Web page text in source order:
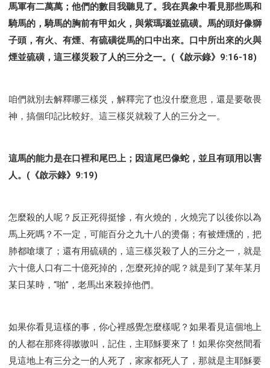
馬軍有二萬萬；他們的數目我聽見了。我在異象中看見那些馬和
騎馬的，騎馬的胸前有甲如火，與紫瑪瑙並硫磺。馬的頭好像獅
子頭，有火、有煙、有硫磺從馬的口中出來。口中所出來的火與
煙並硫磺，這三樣災殺了人的三分之一。(《啟示錄》9:16-18)
咱們就別去解釋哪三樣災，解釋完了也沒什麼意思，還是要敬畏
神，搞個印記比較好。這三樣災就殺了人的三分之一。
這馬的能力是在口裡和尾巴上；因這尾巴像蛇，並且有頭用以害
人。(《啟示錄》9:19)
怎麼殺的人呢？反正死得挺慘，有火燒的，火燒完了以後你以為
馬上死嗎？不一定，可能百分之九十八的燙傷；有被煙燻的，把
肺都嗆壞了；還有用硫磺的，這三樣災殺了人的三分之一，就是
六十億人口有二十億死掉的，怎麼死掉的呢？就是到了某年某月
某日某時，“啪”，老馬出來殺掉他們。
如果你看見這樣的事，你心裡感覺怎麼樣呢？如果看見這個地上
的人都在那疼得嗷嗷叫，記住，主耶穌要來了！如果你突然間看
見這地上有三分之一的人死了，家家都死人了，那就是主耶穌要